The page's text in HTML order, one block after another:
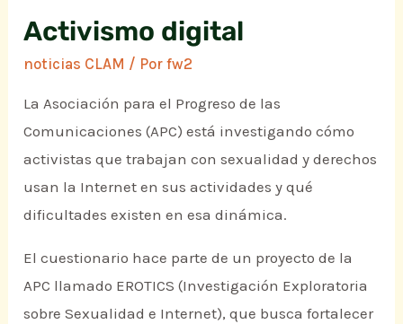
Activismo digital
noticias CLAM / Porfw2
La Asociación para el Progreso de las
Comunicaciones (APC) está investigando cómo
activistas que trabajan con sexualidad y derechos
usan la Internet en sus actividades y qué
dificultades existen en esa dinámica.
El cuestionario hace parte de un proyecto de la
APC llamado EROTICS (Investigación Exploratoria
sobre Sexualidad e Internet), que busca fortalecer